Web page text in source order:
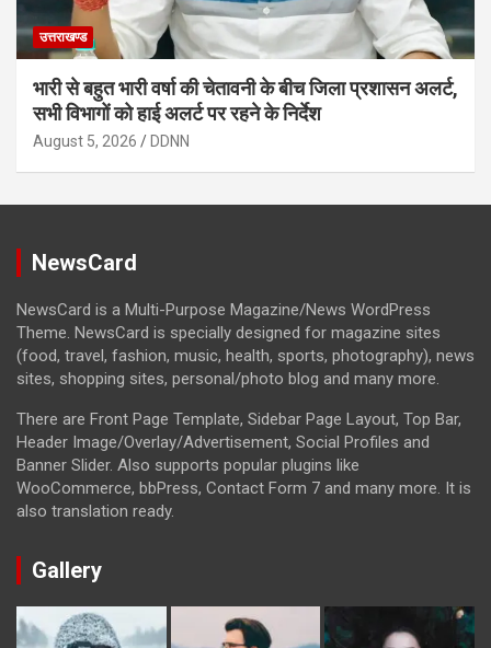
उत्तराखण्ड
भारी से बहुत भारी वर्षा की चेतावनी के बीच जिला प्रशासन अलर्ट,
सभी विभागों को हाई अलर्ट पर रहने के निर्देश
August 5, 2026 DDNN
NewsCard
NewsCard is a Multi-Purpose Magazine/News WordPress
Theme. NewsCard is specially designed for magazine sites
(food, travel, fashion, music, health, sports, photography), news
sites, shopping sites, personal/photo blog and many more.
There are Front Page Template, Sidebar Page Layout, Top Bar,
Header Image/Overlay/Advertisement, Social Profiles and
Banner Slider. Also supports popular plugins like
WooCommerce, bbPress, Contact Form 7 and many more. It is
also translation ready.
Gallery